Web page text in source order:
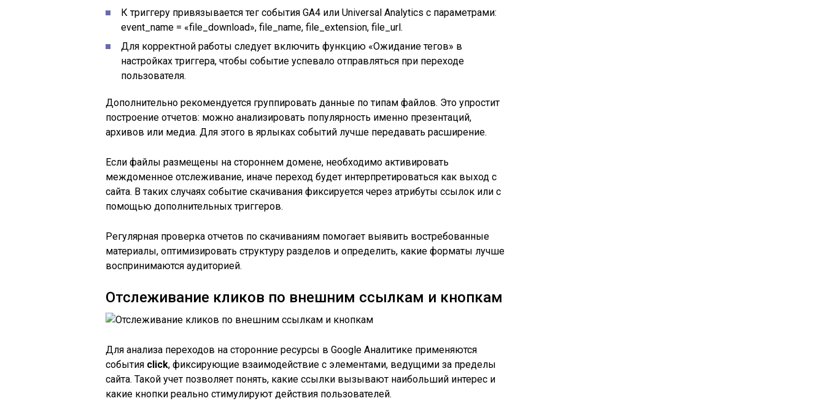
К триггеру привязывается тег события GA4 или Universal Analytics с параметрами:
event_name = «file_download», file_name, file_extension, file_url.
Для корректной работы следует включить функцию «Ожидание тегов» в
настройках триггера, чтобы событие успевало отправляться при переходе
пользователя.
Дополнительно рекомендуется группировать данные по типам файлов. Это упростит
построение отчетов: можно анализировать популярность именно презентаций,
архивов или медиа. Для этого в ярлыках событий лучше передавать расширение.
Если файлы размещены на стороннем домене, необходимо активировать
междоменное отслеживание, иначе переход будет интерпретироваться как выход с
сайта. В таких случаях событие скачивания фиксируется через атрибуты ссылок или с
помощью дополнительных триггеров.
Регулярная проверка отчетов по скачиваниям помогает выявить востребованные
материалы, оптимизировать структуру разделов и определить, какие форматы лучше
воспринимаются аудиторией.
Отслеживание кликов по внешним ссылкам и кнопкам
Для анализа переходов на сторонние ресурсы в Google Аналитике применяются
события click, фиксирующие взаимодействие с элементами, ведущими за пределы
сайта. Такой учет позволяет понять, какие ссылки вызывают наибольший интерес и
какие кнопки реально стимулируют действия пользователей.